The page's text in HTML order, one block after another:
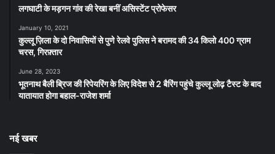
लगघाटी के मड़गन गांव की रेखा बनीं असिस्टेंट प्रोफेसर
January 10, 2021
कुल्लू ज़िला के दो निवासियों से पुणे रेलवे पुलिस ने बरामद की 34 किलो 400 ग्राम
चरस, गिरफ़्तार
June 28, 2023
भूतनाथ बैली ब्रिज की रिपेयरिंग के लिए विदेश से 2 बैरिंग पहुंचे कुल्लू लोढ़ टैस्ट के बाद
यातायात होगा बहाल-राजेश शर्मा
नई खबर